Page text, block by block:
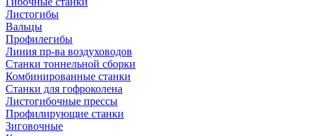
Листогибы
Вальцы
Профилегибы
Линия пр-ва воздуховодов
Станки тоннельной сборки
Комбинированные станки
Станки для гофроколена
Листогибочные прессы
Профилирующие станки
Зиговочные